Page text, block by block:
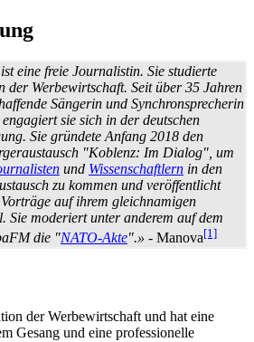
eine freie Journalistin. Sie studierte
der Werbewirtschaft. Seit über 35 Jahren
Sängerin und Synchron­sprecherin
sie sich in der deutschen
Sie gründete Anfang 2018 den
"Koblenz: Im Dialog", um
und Wissenschaftlern in den
zu kommen und veröffentlicht
auf ihrem gleichnamigen
Sie moderiert unter anderem auf dem
die "NATO-Akte".» - Manova[1]
der Werbewirtschaft und hat eine
Gesang und eine professionelle